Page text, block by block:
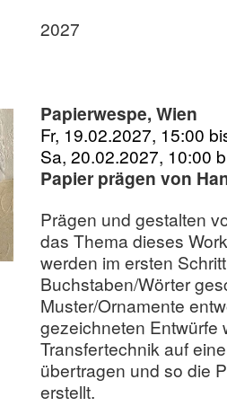
2027
Papierwespe, Wien
Fr, 19.02.2027, 15:00
Sa, 20.02.2027, 10:00
Papier prägen von
Prägen und gestalten
das Thema dieses
werden im ersten Schritt
Buchstaben/Wörter
Muster/Ornamente
gezeichneten Entwürfe
Transfertechnik auf
übertragen und so die
erstellt.